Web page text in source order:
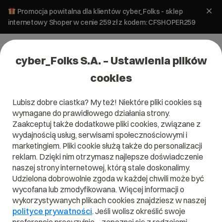
Promocja powitalna dla klientów cyber_Folks - sklep
internetowy Shoper w cenie 259 zł z kodem: CFSHOPER259
cyber_Folks S.A. – Ustawienia plików
cookies
Lubisz dobre ciastka? My też! Niektóre pliki cookies są
wymagane do prawidłowego działania strony.
Zaakceptuj także dodatkowe pliki cookies, związane z
wydajnością usług, serwisami społecznościowymi i
marketingiem. Pliki cookie służą także do personalizacji
reklam. Dzięki nim otrzymasz najlepsze doświadczenie
naszej strony internetowej, którą stale doskonalimy.
Udzielona dobrowolnie zgoda w każdej chwili może być
wycofana lub zmodyfikowana. Więcej informacji o
wykorzystywanych plikach cookies znajdziesz w naszej
polityce prywatności. Jeśli wolisz określić swoje